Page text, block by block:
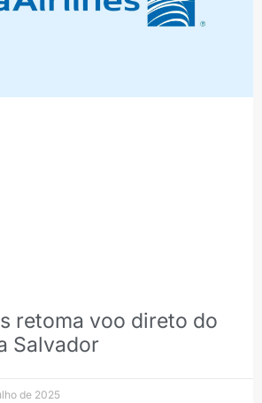
retoma voo direto do
Salvador
de 2025